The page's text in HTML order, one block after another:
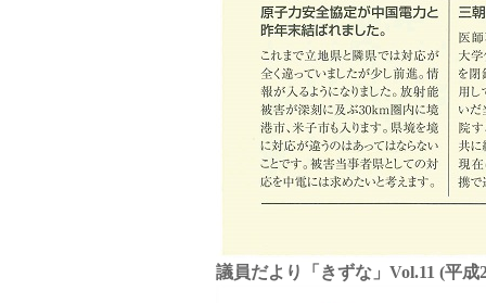
議員だより「きずな」Vol.11 (平成